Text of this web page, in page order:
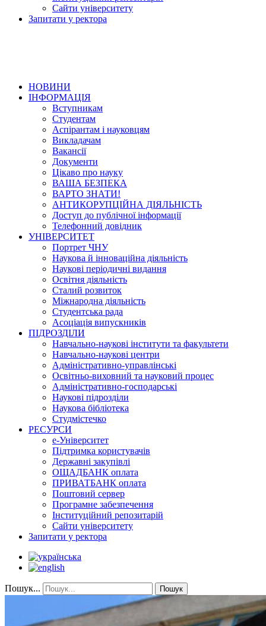
Сайти університету
Запитати у ректора
НОВИНИ
ІНФОРМАЦІЯ
Вступникам
Студентам
Аспірантам і науковцям
Викладачам
Вакансії
Документи
Цікаво про науку
ВАША БЕЗПЕКА
ВАРТО ЗНАТИ!
АНТИКОРУПЦІЙНА ДІЯЛЬНІСТЬ
Доступ до публічної інформації
Телефонний довідник
УНІВЕРСИТЕТ
Портрет ЧНУ
Наукова й інноваційна діяльність
Наукові періодичні видання
Освітня діяльність
Сталий розвиток
Міжнародна діяльність
Студентська рада
Асоціація випускників
ПІДРОЗДІЛИ
Навчально-наукові інститути та факультети
Навчально-наукові центри
Адміністративно-управлінські
Освітньо-виховний та науковий процес
Адміністративно-господарські
Наукові підрозділи
Наукова бібліотека
Студмістечко
РЕСУРСИ
е-Університет
Підтримка користувачів
Державні закупівлі
ОЩАДБАНК оплата
ПРИВАТБАНК оплата
Поштовий сервер
Програмне забезпечення
Інституційний репозитарій
Сайти університету
Запитати у ректора
Пошук... Пошук